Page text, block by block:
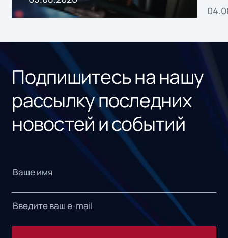
Подпишитесь на нашу
рассылку последних
новостей и событий